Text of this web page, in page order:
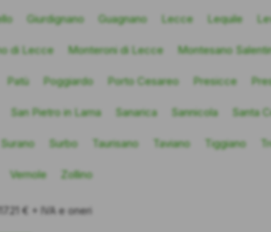
Giurdignano Guagnano Lecce Lequile
di Lecce Monteroni di Lecce Montesano
Patù Poggiardo Porto Cesareo Presicce
San Pietro in Lama Sanarica Sannicola Santa
Surano Surbo Taurisano Taviano Tiggiano
Vernole Zollino
€ + IVA e oneri